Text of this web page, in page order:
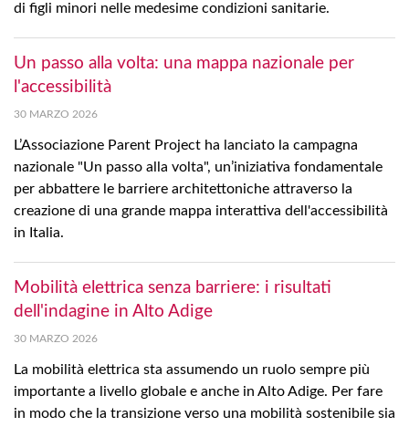
di figli minori nelle medesime condizioni sanitarie.
Un passo alla volta: una mappa nazionale per
l'accessibilità
30 MARZO 2026
L’Associazione Parent Project ha lanciato la campagna
nazionale "Un passo alla volta", un’iniziativa fondamentale
per abbattere le barriere architettoniche attraverso la
creazione di una grande mappa interattiva dell'accessibilità
in Italia.
Mobilità elettrica senza barriere: i risultati
dell'indagine in Alto Adige
30 MARZO 2026
La mobilità elettrica sta assumendo un ruolo sempre più
importante a livello globale e anche in Alto Adige. Per fare
in modo che la transizione verso una mobilità sostenibile sia